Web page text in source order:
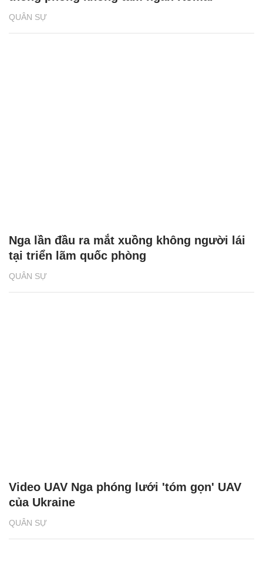
QUÂN SỰ
QUÂN SỰ
Nga lần đầu ra mắt xuồng không người lái
tại triển lãm quốc phòng
QUÂN SỰ
Video UAV Nga phóng lưới 'tóm gọn' UAV
của Ukraine